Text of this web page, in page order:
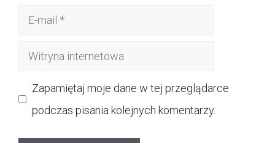
Witryna
Zapamiętaj moje dane w tej przeglądarce
podczas pisania kolejnych komentarzy.